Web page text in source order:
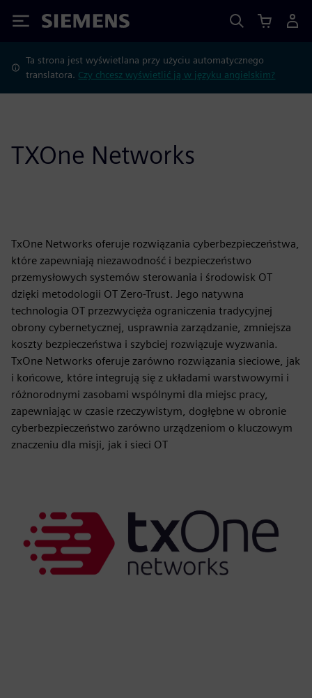
Siemens
Ta strona jest wyświetlana przy użyciu automatycznego
translatora. Czy chcesz wyświetlić ją w języku angielskim?
TXOne Networks
TxOne Networks oferuje rozwiązania cyberbezpieczeństwa,
które zapewniają niezawodność i bezpieczeństwo
przemysłowych systemów sterowania i środowisk OT
dzięki metodologii OT Zero-Trust. Jego natywna
technologia OT przezwycięża ograniczenia tradycyjnej
obrony cybernetycznej, usprawnia zarządzanie, zmniejsza
koszty bezpieczeństwa i szybciej rozwiązuje wyzwania.
TxOne Networks oferuje zarówno rozwiązania sieciowe, jak
i końcowe, które integrują się z układami warstwowymi i
różnorodnymi zasobami wspólnymi dla miejsc pracy,
zapewniając w czasie rzeczywistym, dogłębne w obronie
cyberbezpieczeństwo zarówno urządzeniom o kluczowym
znaczeniu dla misji, jak i sieci OT